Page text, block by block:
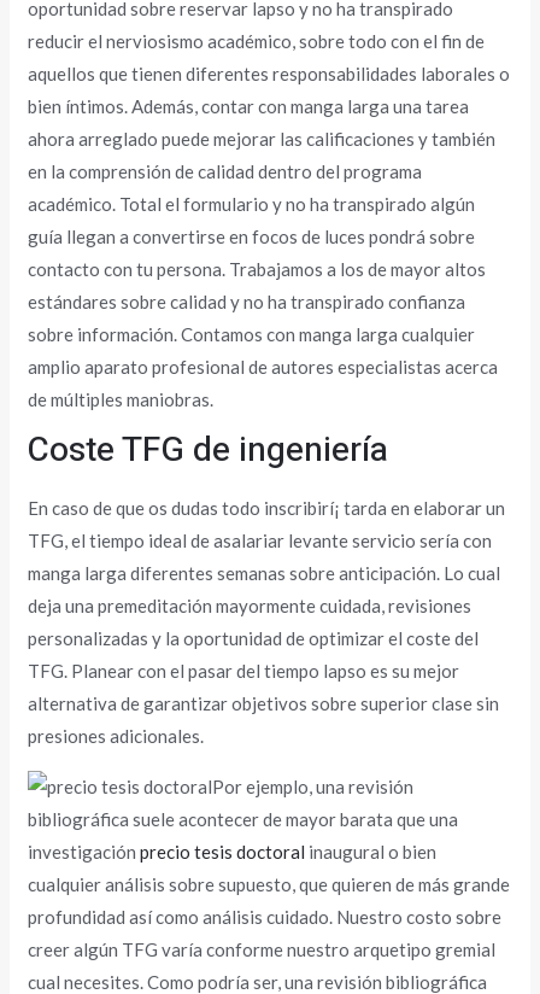
oportunidad sobre reservar lapso y no ha transpirado
reducir el nerviosismo académico, sobre todo con el fin de
aquellos que tienen diferentes responsabilidades laborales o
bien íntimos. Además, contar con manga larga una tarea
ahora arreglado puede mejorar las calificaciones y también
en la comprensión de calidad dentro del programa
académico. Total el formulario y no ha transpirado algún
guía llegan a convertirse en focos de luces pondrá sobre
contacto con tu persona. Trabajamos a los de mayor altos
estándares sobre calidad y no ha transpirado confianza
sobre información. Contamos con manga larga cualquier
amplio aparato profesional de autores especialistas acerca
de múltiples maniobras.
Coste TFG de ingeniería
En caso de que os dudas todo inscribirí¡ tarda en elaborar un
TFG, el tiempo ideal de asalariar levante servicio serí­a con
manga larga diferentes semanas sobre anticipación. Lo cual
deja una premeditación mayormente cuidada, revisiones
personalizadas y la oportunidad de optimizar el coste del
TFG. Planear con el pasar del tiempo lapso es su mejor
alternativa de garantizar objetivos sobre superior clase sin
presiones adicionales.
Por ejemplo, una revisión
bibliográfica suele acontecer de mayor barata que una
investigaciónprecio tesis doctoral inaugural o bien
cualquier análisis sobre supuesto, que quieren de más grande
profundidad así­ como análisis cuidado. Nuestro costo sobre
creer algún TFG varía conforme nuestro arquetipo gremial
cual necesites. Como podrí­a ser, una revisión bibliográfica